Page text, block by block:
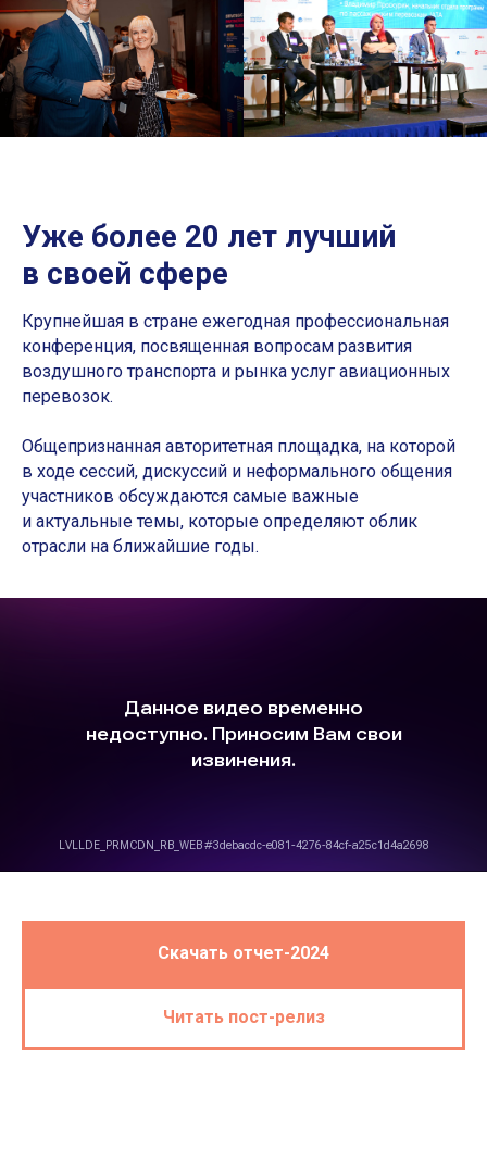
Уже более 20 лет лучший
в своей сфере
Крупнейшая в стране ежегодная профессиональная
конференция, посвященная вопросам развития
воздушного транспорта и рынка услуг авиационных
перевозок.
Общепризнанная авторитетная площадка, на которой
в ходе сессий, дискуссий и неформального общения
участников обсуждаются самые важные
и актуальные темы, которые определяют облик
отрасли на ближайшие годы.
Скачать отчет-2024
Читать пост-релиз